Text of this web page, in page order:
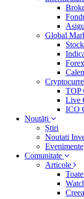
Global
TOP
Live
ICO
Noutăți
Știri
Noutati
Evenimente
Comunitate
Articole